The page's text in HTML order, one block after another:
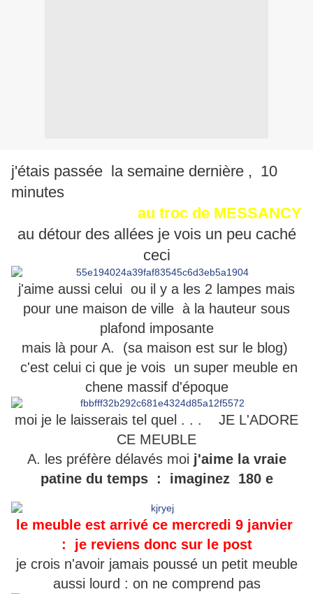
j'étais passée la semaine dernière , 10
minutes
au troc de MESSANCY
au détour des allées je vois un peu caché
ceci
j'aime aussi celui ou il y a les 2 lampes mais
pour une maison de ville à la hauteur sous
plafond imposante
mais là pour A. (sa maison est sur le blog)
c'est celui ci que je vois un super meuble en
chene massif d'époque
moi je le laisserais tel quel . . . JE L'ADORE
CE MEUBLE
A. les préfère délavés moi j'aime la vraie
patine du temps : imaginez 180 e
le meuble est arrivé ce mercredi 9 janvier
: je reviens donc sur le post
je crois n'avoir jamais poussé un petit meuble
aussi lourd : on ne comprend pas